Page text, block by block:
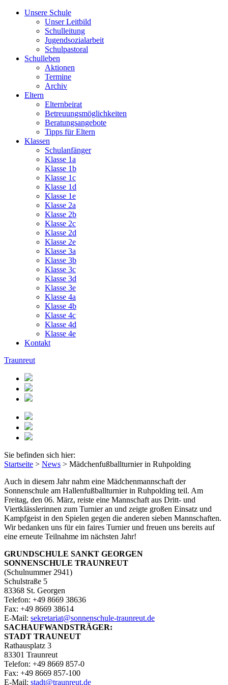
Unsere Schule
Unser Leitbild
Schulleitung
Jugendsozialarbeit
Schulpastoral
Schulleben
Aktionen
Termine
Archiv
Eltern
Elternbeirat
Betreuungsmöglichkeiten
Beratungsangebote
Tipps für Eltern
Klassen
Schulanfänger
Klasse 1a
Klasse 1b
Klasse 1c
Klasse 1d
Klasse 1e
Klasse 2a
Klasse 2b
Klasse 2c
Klasse 2d
Klasse 2e
Klasse 3a
Klasse 3b
Klasse 3c
Klasse 3d
Klasse 3e
Klasse 4a
Klasse 4b
Klasse 4c
Klasse 4d
Klasse 4e
Kontakt
Traunreut
Sie befinden sich hier:
Startseite > News > Mädchenfußballturnier in Ruhpolding
Auch in diesem Jahr nahm eine Mädchenmannschaft der
Sonnenschule am Hallenfußballturnier in Ruhpolding teil. Am
Freitag, den 06. März, reiste eine Mannschaft aus Dritt- und
Viertklässlerinnen zum Turnier an und zeigte großen Einsatz und
Kampfgeist in den Spielen gegen die anderen sieben Mannschaften.
Wir bedanken uns für ein faires Turnier und freuen uns bereits auf
eine erneute Teilnahme im nächsten Jahr!
GRUNDSCHULE SANKT GEORGEN
SONNENSCHULE TRAUNREUT
(Schulnummer 2941)
Schulstraße 5
83368 St. Georgen
Telefon: +49 8669 38636
Fax: +49 8669 38614
E‑Mail: sekretariat@sonnenschule-traunreut.de
SACHAUFWANDSTRÄGER:
STADT TRAUNEUT
Rathausplatz 3
83301 Traunreut
Telefon: +49 8669 857-0
Fax: +49 8669 857-100
E‑Mail: stadt@traunreut.de